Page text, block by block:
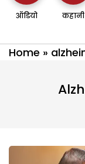
ऑडियो कहानी
Home »